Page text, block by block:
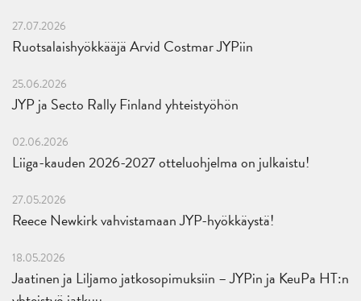
27.07.2026
Ruotsalaishyökkääjä Arvid Costmar JYPiin
25.06.2026
JYP ja Secto Rally Finland yhteistyöhön
02.06.2026
Liiga-kauden 2026-2027 otteluohjelma on julkaistu!
27.05.2026
Reece Newkirk vahvistamaan JYP-hyökkäystä!
18.05.2026
Jaatinen ja Liljamo jatkosopimuksiin – JYPin ja KeuPa HT:n